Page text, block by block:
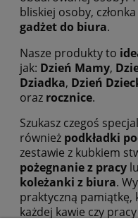
bliskiej osoby,
gadżet do biura.
Nasze produkty to
jak: Dzień Mamy,
Dziadka, Dzień
oraz rocznice.
Szukasz czegoś
również podkładki
zestawie z kubkiem
pożegnanie z pracy
koleżanki z biura.
praktyczną pamiątkę,
każdej kawie czy